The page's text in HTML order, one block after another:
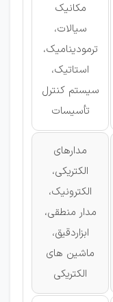
مکانیک
سیالات،
ترمودینامیک،
استاتیک،
سیستم كنترل
تأسیسات
مدارهای
الکتریکی،
الکترونیک،
مدار منطقی،
ابزاردقیق،
ماشین های
الکتریکی